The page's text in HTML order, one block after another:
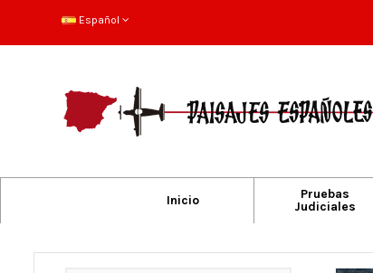
Español
Inicio
Pruebas
Judiciales